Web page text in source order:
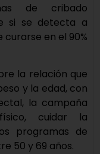
de cribado
si se detecta a
en el 90%
la relación que
y la edad, con
la campaña
cuidar la
programas de
50 y 69 años.